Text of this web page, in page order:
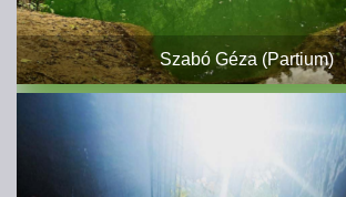
Szabó Géza (Partium)